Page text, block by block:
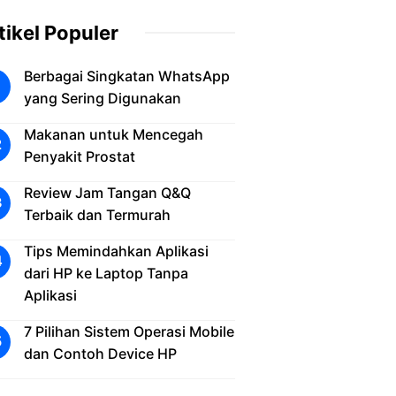
Populer
Berbagai Singkatan WhatsApp
yang Sering Digunakan
Makanan untuk Mencegah
Penyakit Prostat
Review Jam Tangan Q&Q
Terbaik dan Termurah
Tips Memindahkan Aplikasi
dari HP ke Laptop Tanpa
Aplikasi
7 Pilihan Sistem Operasi Mobile
dan Contoh Device HP